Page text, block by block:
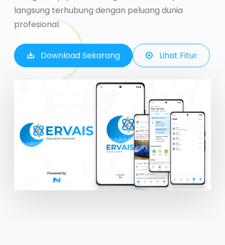
langsung terhubung dengan peluang dunia
profesional.
Download Sekarang Lihat Fitur